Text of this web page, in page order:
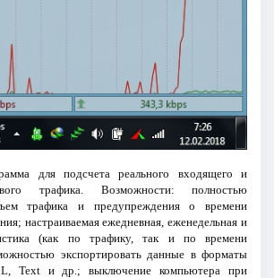
для подсчета реального входящего и
трафика. Возможности: полностью
трафика и предупреждения о времени
настраиваемая ежедневная, еженедельная и
(как по трафику, так и по времени
экспортировать данные в форматы
Text и др.; выключение компьютера при